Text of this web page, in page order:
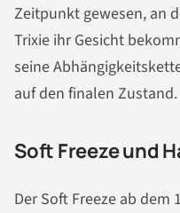
Zeitpunkt gewesen, an
Trixie ihr Gesicht
seine
auf den finalen Zustand.
Soft Freeze und
Der Soft Freeze ab dem